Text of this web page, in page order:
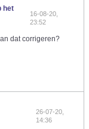
het
16-08-20,
23:52
dat corrigeren?
26-07-20,
14:36